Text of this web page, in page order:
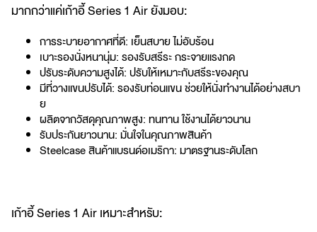
มากกว่าแค่เก้าอี้ Series 1 Air ยังมอบ:
การระบายอากาศที่ดี: เย็นสบาย ไม่อับร้อน
เบาะรองนั่งหนานุ่ม: รองรับสรีระ กระจายแรงกด
ปรับระดับความสูงได้: ปรับให้เหมาะกับสรีระของคุณ
มีที่วางแขนปรับได้: รองรับท่อนแขน ช่วยให้นั่งทำงานได้อย่างสบา
ย
ผลิตจากวัสดุคุณภาพสูง: ทนทาน ใช้งานได้ยาวนาน
รับประกันยาวนาน: มั่นใจในคุณภาพสินค้า
Steelcase สินค้าแบรนด์อเมริกา: มาตรฐานระดับโลก
เก้าอี้ Series 1 Air เหมาะสำหรับ: